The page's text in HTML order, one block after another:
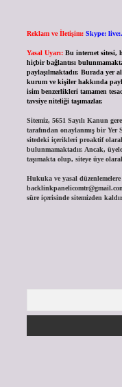
Reklam ve İletişim: Skype:
Yasal Uyarı: Bu internet sitesi,
hiçbir bağlantısı
paylaşılmaktadır. Burada yer
kurum ve kişiler hakkında
isim benzerlikleri tamamen
tavsiye niteliği taşımazlar.
Sitemiz, 5651 Sayılı Kanun
tarafından onaylanmış bir Yer
sitedeki içerikleri proaktif
bulunmamaktadır. Ancak,
taşımakta olup, siteye üye
Hukuka ve yasal
süre içerisinde sitemizden